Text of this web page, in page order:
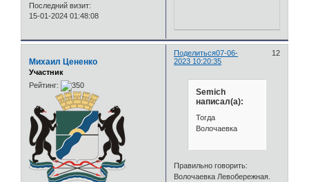
Последний визит:
15-01-2024 01:48:08
Поделиться 12
07-06-
2023 10:20:35
Михаил Цененко
Участник
Рейтинг:
Semich
написал(а):
Тогда
Волочаевка
Правильно говорить:
Волочаевка Левобережная.